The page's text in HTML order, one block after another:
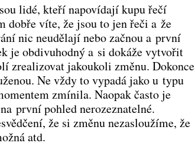
lidé, kteří napovídají kupu řečí
víte, že jsou to jen řeči a že
nic neudělají nebo začnou a první
je obdivuhodný a si dokáže vytvořit
zrealizovat jakoukoli změnu. Dokonce
Ne vždy to vypadá jako u typu
zmínila. Naopak často je
první pohled nerozeznatelné.
že si změnu nezasloužíme, že
atd.